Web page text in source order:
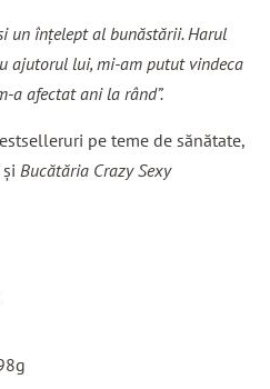
un înţelept al bunăstării. Harul
ajutorul lui, mi-am putut vindeca
a afectat ani la rând”.
pe teme de sănătate,
şi Bucătăria Crazy Sexy